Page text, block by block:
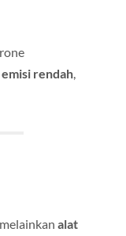
emisi rendah,
alat